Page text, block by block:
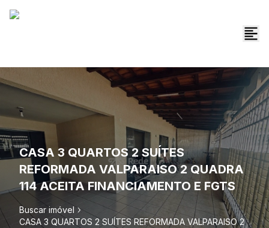
CASA 3 QUARTOS 2 SUÍTES
REFORMADA VALPARAISO 2 QUADRA
114 ACEITA FINANCIAMENTO E FGTS
Buscar imóvel
CASA 3 QUARTOS 2 SUÍTES REFORMADA VALPARAISO 2